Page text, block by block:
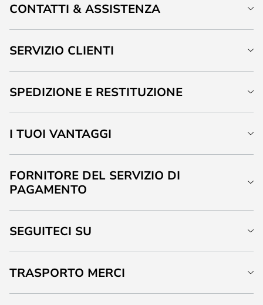
CONTATTI & ASSISTENZA
SERVIZIO CLIENTI
SPEDIZIONE E RESTITUZIONE
I TUOI VANTAGGI
FORNITORE DEL SERVIZIO DI
PAGAMENTO
SEGUITECI SU
TRASPORTO MERCI